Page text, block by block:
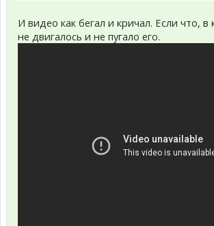
И видео как бегал и кричал. Если что, в
не двигалось и не пугало его.